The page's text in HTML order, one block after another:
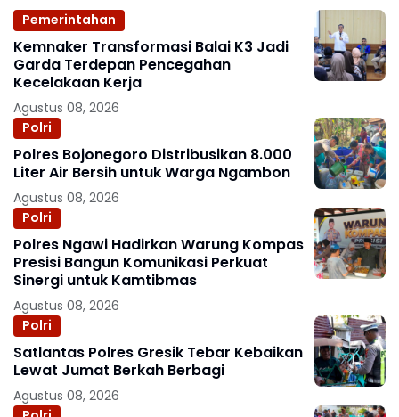
Pemerintahan
Kemnaker Transformasi Balai K3 Jadi
Garda Terdepan Pencegahan
Kecelakaan Kerja
Agustus 08, 2026
Polri
Polres Bojonegoro Distribusikan 8.000
Liter Air Bersih untuk Warga Ngambon
Agustus 08, 2026
Polri
Polres Ngawi Hadirkan Warung Kompas
Presisi Bangun Komunikasi Perkuat
Sinergi untuk Kamtibmas
Agustus 08, 2026
Polri
Satlantas Polres Gresik Tebar Kebaikan
Lewat Jumat Berkah Berbagi
Agustus 08, 2026